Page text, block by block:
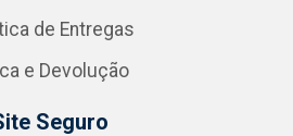
de Entregas
e Devolução
Seguro